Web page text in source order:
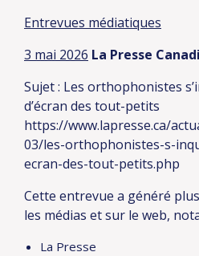
Entrevues médiatiques
3 mai 2026 La Presse
Sujet : Les orthophonistes
d’écran des tout-petits
https://www.lapresse.ca/
03/les-orthophonistes-s-
ecran-des-tout-petits.php
Cette entrevue a généré
les médias et sur le web,
La Presse